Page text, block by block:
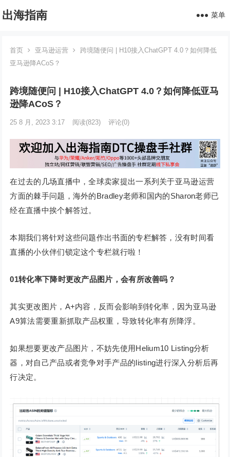
出海指南 菜单
首页 亚马逊运营
跨境随便问 | H10接入ChatGPT 4.0？如何降低
亚马逊降ACoS？
跨境随便问 | H10接入ChatGPT 4.0？如何降低亚马
逊降ACoS？
25 8 月, 2023 3:17 阅读(823) 评论(0)
在过去的几场直播中，全球卖家提出一系列关于亚马逊运营
方面的棘手问题，海外的Bradley老师和国内的Sharon老师已
经在直播中挨个解答过。
本期我们将针对这些问题作出书面的专栏解答，没有时间看
直播的小伙伴们锁定这个专栏就行啦！
01转化率下降时更改产品图片，会有所改善吗？
其实更改图片，A+内容，反而会影响到转化率，因为亚马逊
A9算法需要重新抓取产品权重，导致转化率有所降浮。
如果想要更改产品图片，不妨先使用Helium10 Listing分析
器，对自己产品或者竞争对手产品的listing进行深入分析后再
行决定。